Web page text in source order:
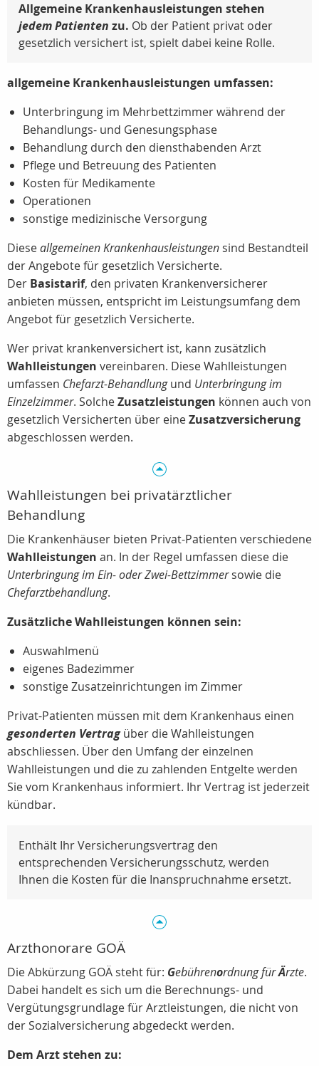
Allgemeine Krankenhausleistungen stehen
jedem Patienten zu. Ob der Patient privat oder
gesetzlich versichert ist, spielt dabei keine Rolle.
allgemeine Krankenhausleistungen umfassen:
Unterbringung im Mehrbettzimmer während der
Behandlungs- und Genesungsphase
Behandlung durch den diensthabenden Arzt
Pflege und Betreuung des Patienten
Kosten für Medikamente
Operationen
sonstige medizinische Versorgung
Dieseallgemeinen Krankenhausleistungen sind Bestandteil
der Angebote für gesetzlich Versicherte.
Der Basistarif, den privaten Krankenversicherer
anbieten müssen, entspricht im Leistungsumfang dem
Angebot für gesetzlich Versicherte.
Wer privat krankenversichert ist, kann zusätzlich
Wahlleistungen vereinbaren. Diese Wahlleistungen
umfassen Chefarzt-Behandlungund Unterbringung im
Einzelzimmer. SolcheZusatzleistungen können auch von
gesetzlich Versicherten über eineZusatzversicherung
abgeschlossen werden.
Wahlleistungen bei privatärztlicher
Behandlung
Die Krankenhäuser bieten Privat-Patienten verschiedene
Wahlleistungen an. In der Regel umfassen diese die
Unterbringung im Ein- oder Zwei-Bettzimmersowie die
Chefarztbehandlung.
Zusätzliche Wahlleistungen können sein:
Auswahlmenü
eigenes Badezimmer
sonstige Zusatzeinrichtungen im Zimmer
Privat-Patienten müssen mit dem Krankenhaus einen
gesonderten Vertragüber die Wahlleistungen
abschliessen. Über den Umfang der einzelnen
Wahlleistungen und die zu zahlenden Entgelte werden
Sie vom Krankenhaus informiert. Ihr Vertrag ist jederzeit
kündbar.
Enthält Ihr Versicherungsvertrag den
entsprechenden Versicherungsschutz, werden
Ihnen die Kosten für die Inanspruchnahme ersetzt.
Arzthonorare GOÄ
Die Abkürzung GOÄ steht für: Gebührenordnung fürÄrzte.
Dabei handelt es sich um die Berechnungs- und
Vergütungsgrundlage für Arztleistungen, die nicht von
der Sozialversicherung abgedeckt werden.
Dem Arzt stehen zu: